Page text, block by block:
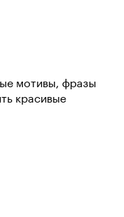
мотивы, фразы
красивые